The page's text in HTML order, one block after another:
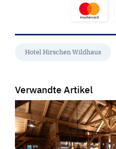
Hotel Hirschen Wildhaus
Verwandte Artikel